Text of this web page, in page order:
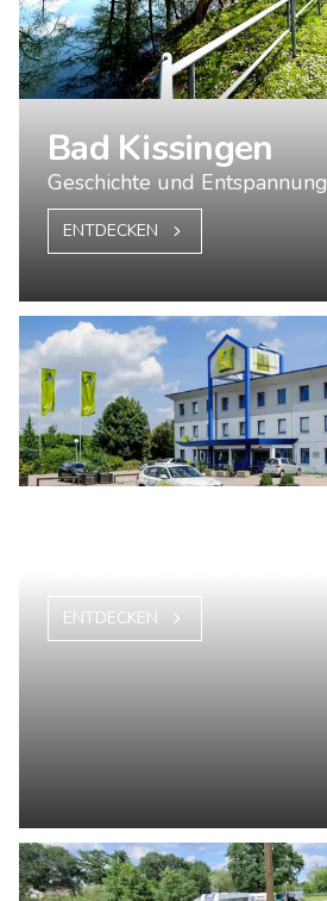
Bad Kissingen
Geschichte und Entspannung
ENTDECKEN
ENTDECKEN